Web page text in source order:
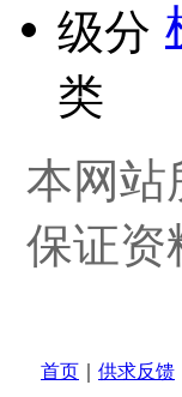
本网站
保证资
首页 供求反馈